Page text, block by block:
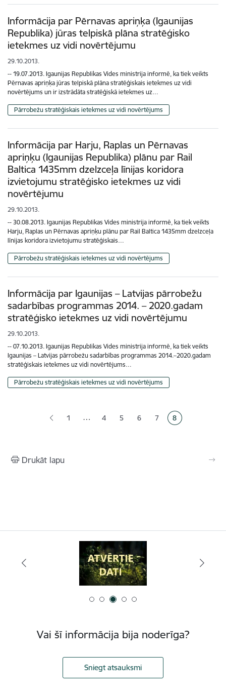
Informācija par Pērnavas apriņķa (Igaunijas
Republika) jūras telpiskā plāna stratēģisko
ietekmes uz vidi novērtējumu
29.10.2013.
-- 19.07.2013. Igaunijas Republikas Vides ministrija informē, ka tiek veikts
Pērnavas apriņķa jūras telpiskā plāna stratēģiskais ietekmes uz vidi
novērtējums un ir izstrādāta stratēģiskā ietekmes uz…
Pārrobežu stratēģiskais ietekmes uz vidi novērtējums
Informācija par Harju, Raplas un Pērnavas
apriņķu (Igaunijas Republika) plānu par Rail
Baltica 1435mm dzelzceļa līnijas koridora
izvietojumu stratēģisko ietekmes uz vidi
novērtējumu
29.10.2013.
-- 30.08.2013. Igaunijas Republikas Vides ministrija informē, ka tiek veikts
Harju, Raplas un Pērnavas apriņķu plānu par Rail Baltica 1435mm dzelzceļa
līnijas koridora izvietojumu stratēģiskais…
Pārrobežu stratēģiskais ietekmes uz vidi novērtējums
Informācija par Igaunijas – Latvijas pārrobežu
sadarbības programmas 2014. – 2020.gadam
stratēģisko ietekmes uz vidi novērtējumu
29.10.2013.
-- 07.10.2013. Igaunijas Republikas Vides ministrija informē, ka tiek veikts
Igaunijas – Latvijas pārrobežu sadarbības programmas 2014.–2020.gadam
stratēģiskais ietekmes uz vidi novērtējums…
Pārrobežu stratēģiskais ietekmes uz vidi novērtējums
1 … Lapa
4 Lapa
5 Lapa
6 Lapa
7 Pašreizējā lapa
8
Drukāt lapu
Vai šī informācija bija noderīga?
Sniegt atsauksmi